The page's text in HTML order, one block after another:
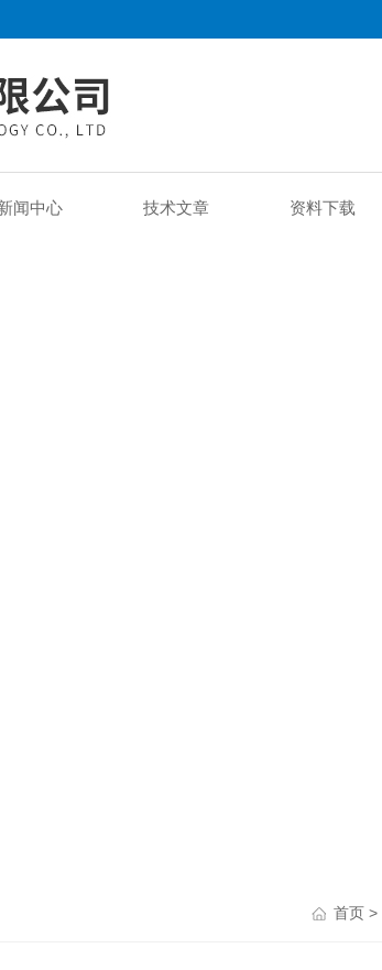
闻中心 技术文章 资料下载
首页 >